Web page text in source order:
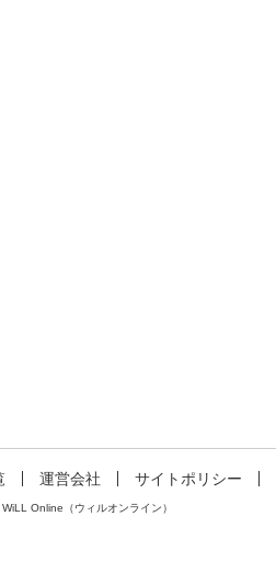
運営会社 サイトポリシー
Online（ウィルオンライン）